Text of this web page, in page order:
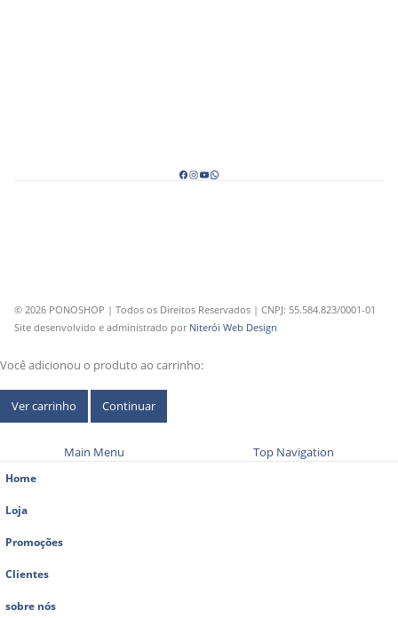
© 2026 PONOSHOP | Todos os Direitos Reservados | CNPJ: 55.584.823/0001-01
Site desenvolvido e administrado por Niterói Web Design
Você adicionou o produto ao carrinho:
Ver carrinho Continuar
Main Menu Top Navigation
Home
Loja
Promoções
Clientes
sobre nós